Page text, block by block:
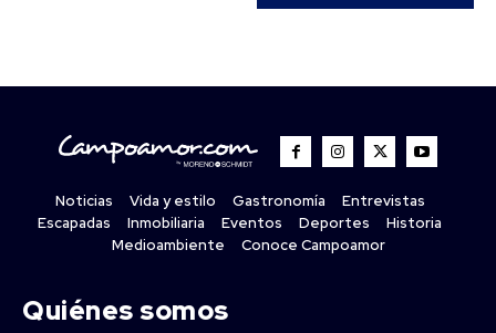
Noticias Vida y estilo Gastronomía
Entrevistas
Escapadas
Inmobiliaria Eventos Deportes
Historia
Medioambiente
Conoce Campoamor
Quiénes somos